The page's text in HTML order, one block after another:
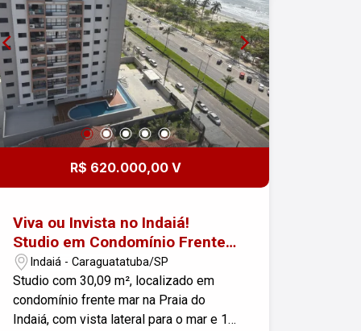
R$ 620.000,00 V
Viva ou Invista no Indaiá!
Studio em Condomínio Frente
Mar.Indaiá - Caraguatatuba/SP
Studio com 30,09 m², localizado em
condomínio frente mar na Praia do
Indaiá, com vista lateral para o mar e 1